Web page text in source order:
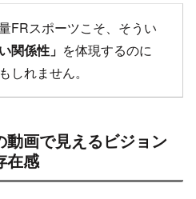
FRスポーツこそ、そうい
関係性」 を体現するのに
しれません。
動画で見えるビジョン
在感